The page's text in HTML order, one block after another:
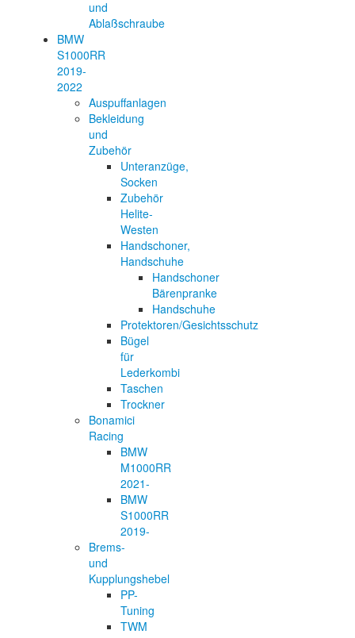
und
Ablaßschraube
BMW
S1000RR
2019-
2022
Auspuffanlagen
Bekleidung
und
Zubehör
Unteranzüge,
Socken
Zubehör
Helite-
Westen
Handschoner,
Handschuhe
Handschoner
Bärenpranke
Handschuhe
Protektoren/Gesichtsschutz
Bügel
für
Lederkombi
Taschen
Trockner
Bonamici
Racing
BMW
M1000RR
2021-
BMW
S1000RR
2019-
Brems-
und
Kupplungshebel
PP-
Tuning
TWM